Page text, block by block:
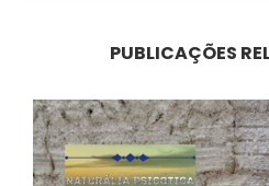
PUBLICAÇÕES